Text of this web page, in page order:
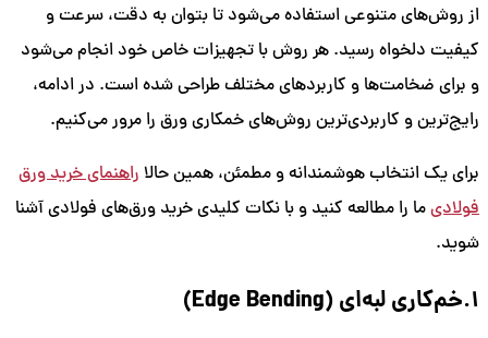
از روش‌های متنوعی استفاده می‌شود تا بتوان به دقت، سرعت و
کیفیت دلخواه رسید. هر روش با تجهیزات خاص خود انجام می‌شود
و برای ضخامت‌ها و کاربردهای مختلف طراحی شده است. در ادامه،
رایج‌ترین و کاربردی‌ترین روش‌های خمکاری ورق را مرور می‌کنیم.
برای یک انتخاب هوشمندانه و مطمئن، همین حالا راهنمای خرید ورق
فولادیما را مطالعه کنید و با نکات کلیدی خرید ورق‌های فولادی آشنا
شوید.
1.خم‌کاری لبه‌ای (Edge Bending)